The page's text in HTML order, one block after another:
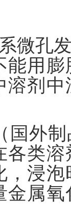
微孔
能用
溶剂
国外
各类
，浸
金属